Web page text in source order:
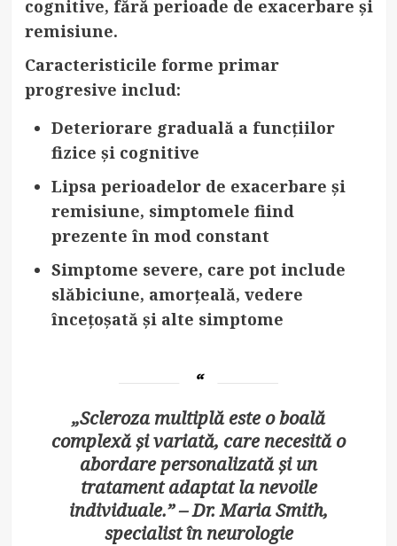
cognitive, fără perioade de exacerbare și
remisiune.
Caracteristicile forme primar
progresive includ:
Deteriorare graduală a funcțiilor
fizice și cognitive
Lipsa perioadelor de exacerbare și
remisiune, simptomele fiind
prezente în mod constant
Simptome severe, care pot include
slăbiciune, amorțeală, vedere
încețoșată și alte simptome
„Scleroza multiplă este o boală
complexă și variată, care necesită o
abordare personalizată și un
tratament adaptat la nevoile
individuale.” – Dr. Maria Smith,
specialist în neurologie